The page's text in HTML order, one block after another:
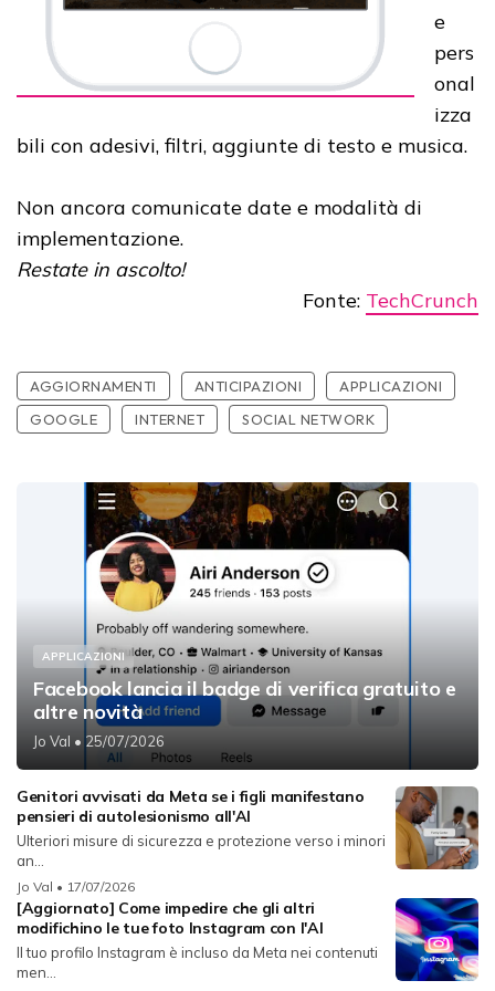
e
pers
onal
izza
bili con adesivi, filtri, aggiunte di testo e musica.
Non ancora comunicate date e modalità di
implementazione.
Restate in ascolto!
Fonte: TechCrunch
AGGIORNAMENTI ANTICIPAZIONI
APPLICAZIONI
GOOGLE
INTERNET SOCIAL NETWORK
APPLICAZIONI
Facebook lancia il badge di verifica gratuito e
altre novità
Jo Val • 25/07/2026
Genitori avvisati da Meta se i figli manifestano
pensieri di autolesionismo all'AI
Ulteriori misure di sicurezza e protezione verso i minori
an...
Jo Val • 17/07/2026
[Aggiornato] Come impedire che gli altri
modifichino le tue foto Instagram con l'AI
Il tuo profilo Instagram è incluso da Meta nei contenuti
men...